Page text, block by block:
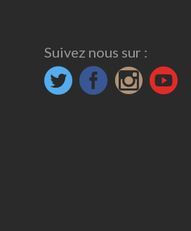
Suivez nous sur :